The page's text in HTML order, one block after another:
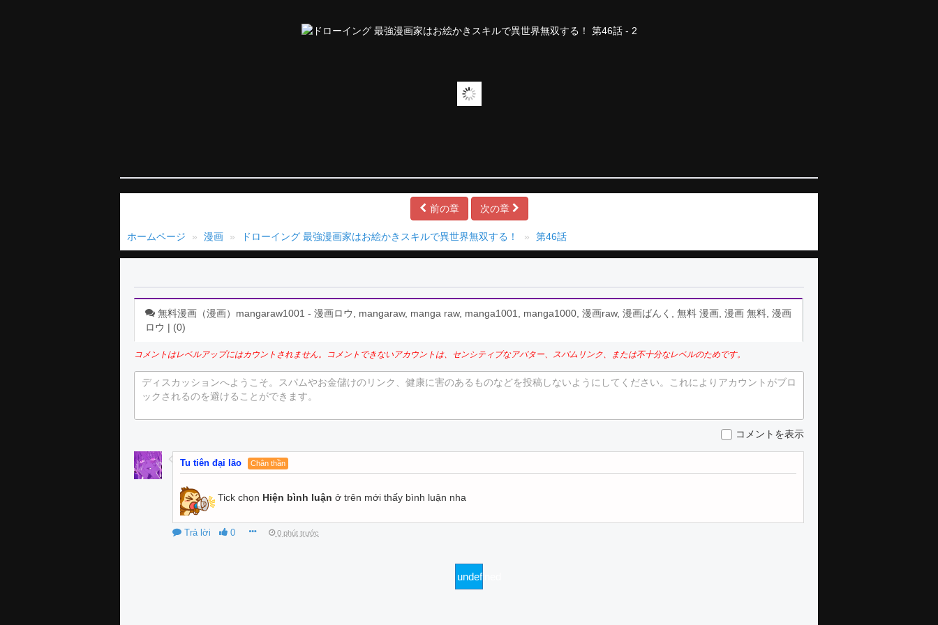
前の章 次の章
ホームページ 漫画 ドローイング 最強漫画家はお絵かきスキルで異世界無双する！ 第46話
無料漫画（漫画）mangaraw1001 - 漫画ロウ, mangaraw, manga raw, manga1001, manga1000, 漫画raw, 漫画ばんく, 無料 漫画, 漫画 無料, 漫画
ロウ | (0)
コメントはレベルアップにはカウントされません。コメントできないアカウントは、センシティブなアバター、スパムリンク、または不十分なレベルのためです。
ディスカッションへようこそ。スパムやお金儲けのリンク、健康に害のあるものなどを投稿しないようにしてください。これによりアカウントがブロ
ックされるのを避けることができます。
コメントを表示
Tu tiên đại lão Chân thần
Tick chọn Hiện bình luận ở trên mới thấy bình luận nha
Trả lời 0 0 phút trước
undefined